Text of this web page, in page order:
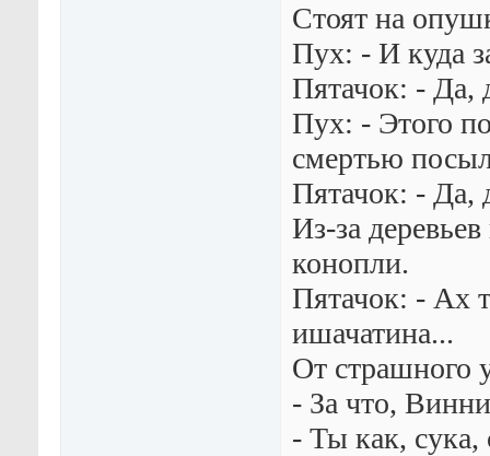
Стоят на
Пух: - И куда
Пятачок: - Да,
Пух: - Этого
смертью
Пятачок: - Да,
Из-за
конопли.
Пятачок: - Ах
ишачатина...
От страшного
- За что,
- Ты как, сука,